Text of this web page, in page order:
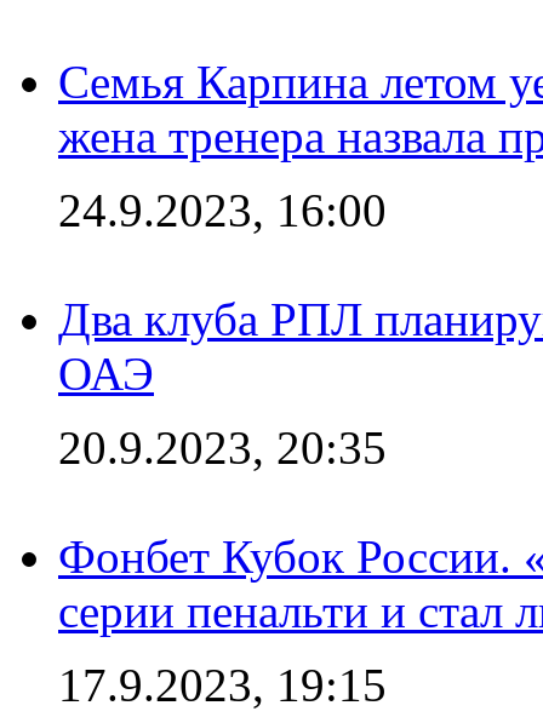
Семья Карпина летом
жена тренера назвала
24.9.2023, 16:00
Два клуба РПЛ
ОАЭ
20.9.2023, 20:35
Фонбет Кубок России.
серии пенальти и стал
17.9.2023, 19:15